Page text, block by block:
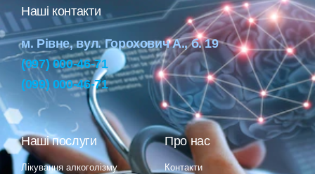
Наші контакти
м. Рівне, вул. Горохович А., б. 19
(097) 000-46-71
(099) 000-46-71
Наші послуги
Лікування алкоголізму
Про нас
Контакти